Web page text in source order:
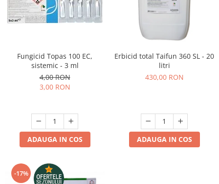
Fungicid Topas 100 EC,
sistemic - 3 ml
4,00 RON
3,00 RON
ADAUGA IN COS
Erbicid total Taifun 360 SL - 20
litri
430,00 RON
ADAUGA IN COS
-17%